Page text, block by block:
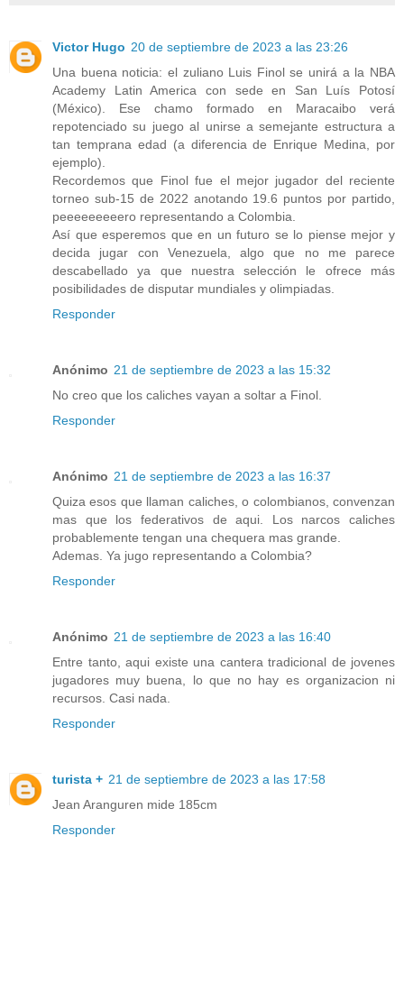
Victor Hugo 20 de septiembre de 2023 a las 23:26
Una buena noticia: el zuliano Luis Finol se unirá a la NBA
Academy Latin America con sede en San Luís Potosí
(México). Ese chamo formado en Maracaibo verá
repotenciado su juego al unirse a semejante estructura a
tan temprana edad (a diferencia de Enrique Medina, por
ejemplo).
Recordemos que Finol fue el mejor jugador del reciente
torneo sub-15 de 2022 anotando 19.6 puntos por partido,
peeeeeeeeero representando a Colombia.
Así que esperemos que en un futuro se lo piense mejor y
decida jugar con Venezuela, algo que no me parece
descabellado ya que nuestra selección le ofrece más
posibilidades de disputar mundiales y olimpiadas.
Responder
Anónimo 21 de septiembre de 2023 a las 15:32
No creo que los caliches vayan a soltar a Finol.
Responder
Anónimo 21 de septiembre de 2023 a las 16:37
Quiza esos que llaman caliches, o colombianos, convenzan
mas que los federativos de aqui. Los narcos caliches
probablemente tengan una chequera mas grande.
Ademas. Ya jugo representando a Colombia?
Responder
Anónimo 21 de septiembre de 2023 a las 16:40
Entre tanto, aqui existe una cantera tradicional de jovenes
jugadores muy buena, lo que no hay es organizacion ni
recursos. Casi nada.
Responder
turista + 21 de septiembre de 2023 a las 17:58
Jean Aranguren mide 185cm
Responder